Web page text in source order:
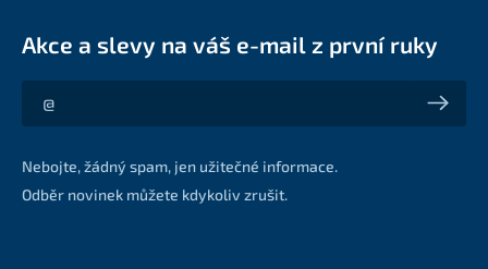
Akce a slevy na váš e-mail z první ruky
Akce a slevy na váš e-mail z první ruky
Nebojte, žádný spam, jen užitečné informace.
Odběr novinek můžete kdykoliv zrušit.